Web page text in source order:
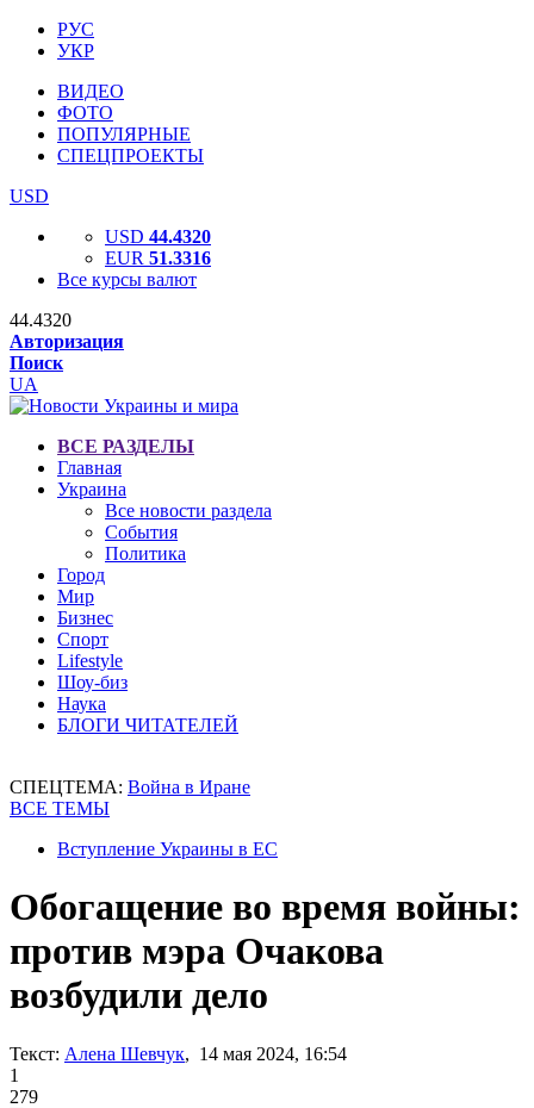
РУС
УКР
ВИДЕО
ФОТО
ПОПУЛЯРНЫЕ
СПЕЦПРОЕКТЫ
USD
USD 44.4320
EUR 51.3316
Все курсы валют
44.4320
Авторизация
Поиск
UA
ВСЕ РАЗДЕЛЫ
Главная
Украина
Все новости раздела
События
Политика
Город
Мир
Бизнес
Спорт
Lifestyle
Шоу-биз
Наука
БЛОГИ ЧИТАТЕЛЕЙ
СПЕЦТЕМА: Война в Иране
ВСЕ ТЕМЫ
Вступление Украины в ЕС
Обогащение во время войны:
против мэра Очакова
возбудили дело
Текст: Алена Шевчук, 14 мая 2024, 16:54
1
279